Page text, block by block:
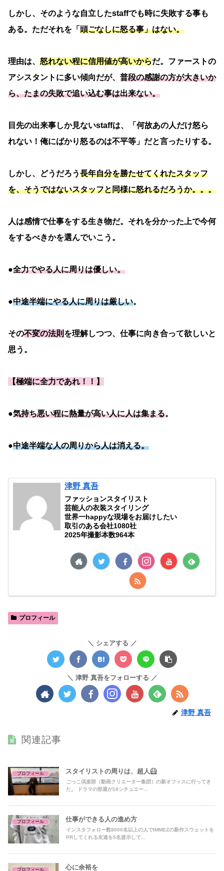
しかし、そのような自立したstaffでも時に失敗する事も
ある。ただそれを「 頭ごなしに怒る事」はない。
理由は、 怒れない程に信用値が高いからだ。ファーストの
アシスタントに多い傾向だが、 普段の感謝の方が大きいか
ら、たまの失敗で追い込む事は出来ない。
目先の出来事しか見ないstaffは、「何故あの人だけ怒ら
れない！俺にばかり怒るのは不平等」だと言ったりする。
しかし、どうだろう長年自分を勝たせてくれたスタッフ
を、そうではないスタッフと同様に怒れるだろうか。。。
人は感情で仕事をする生き物だ。それを分かった上で今何
をするべきかを選んでいこう。
●全力でやる人に周りは優しい。
●中途半端にやる人に周りは厳しい。
その不変の法則 を理解しつつ、仕事に向き合って欲しいと
思う。
【極端に全力であれ！！】
●気持ち悪い程に熱量が高い人に人は集まる。
●中途半端な人の周りから人は消える。
津野 真吾
ファッションスタイリスト
芸能人の衣装スタイリング
世界一happyな現場をお届けしたい
取引のある会社1080社
2025年撮影本数964本
プロフィール
シェアする
津野 真吾をフォローする
津野 真吾
関連記事
プロフィール スタイリストの周りは、超人🦸
ごっこ倶楽部（動画クリエーター集団）の新オフィスに行ってき
た。 ドラマの部屋が18シチュエー...
プロフィール 仕事ができる人の進め方
インスタフォロー数8000名以上の人でIMMEZの新作スウェットを
PRしてくれる友達を5名提示して...
プロフィール 心に余裕を